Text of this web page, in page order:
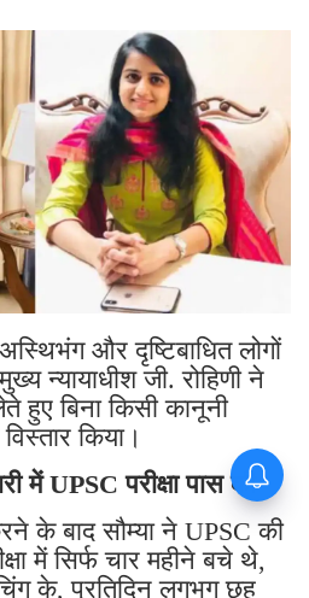
और दृष्टिबाधित लोगों
न्यायाधीश जी. रोहिणी ने
हुए बिना किसी कानूनी
किया।
में UPSC परीक्षा पास की
के बाद सौम्या ने UPSC की
में सिर्फ चार महीने बचे थे,
के, प्रतिदिन लगभग छह
जेवर एयरपोर्ट को गंगा एक्सप्रेसवे से
जोड़ने की तैयारी ! 8586 करोड़ रुपये